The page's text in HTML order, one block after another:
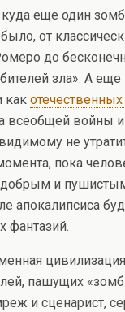
еще один
от
до
зла». А еще
как отечественных
всеобщей войны
не
пока
добрым и
апокалипсиса
фантазий.
пашущих
и сценарист,